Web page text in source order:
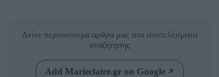
Δείτε περισσότερα άρθρα μας στα αποτελέσματα
αναζήτησης
Add Marieclaire.gr on Google